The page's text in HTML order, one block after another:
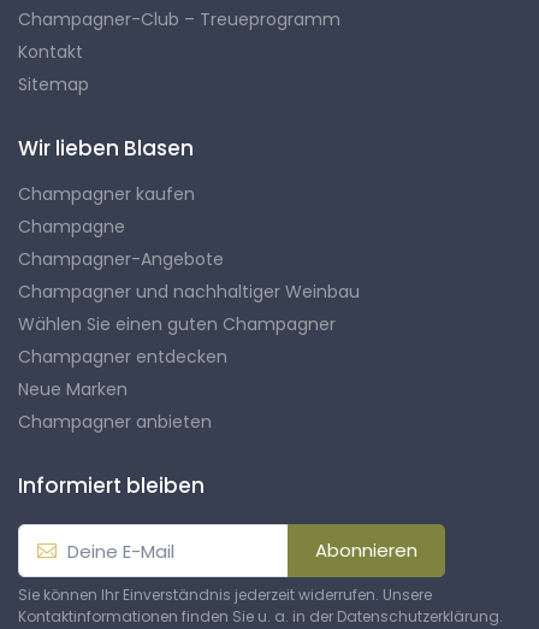
Champagner-Club – Treueprogramm
Kontakt
Sitemap
Wir lieben Blasen
Champagner kaufen
Champagne
Champagner-Angebote
Champagner und nachhaltiger Weinbau
Wählen Sie einen guten Champagner
Champagner entdecken
Neue Marken
Champagner anbieten
Informiert bleiben
Abonnieren
Sie können Ihr Einverständnis jederzeit widerrufen. Unsere
Kontaktinformationen finden Sie u. a. in der Datenschutzerklärung.